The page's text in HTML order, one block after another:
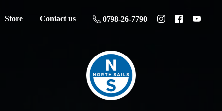
Store Contact us 0798-26-7790